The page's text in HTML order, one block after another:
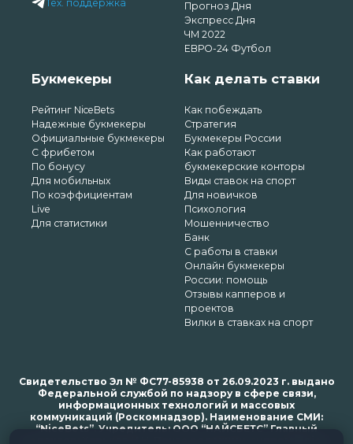
Тех. поддержка
Прогноз Дня
Экспресс Дня
ЧМ 2022
ЕВРО-24 Футбол
Букмекеры
Рейтинг NiceBets
Надежные букмекеры
Официальные букмекеры
С фрибетом
По бонусу
Для мобильных
По коэффициентам
Live
Для статистики
Как делать ставки
Как побеждать
Стратегия
Букмекеры России
Как работают
букмекерские конторы
Виды ставок на спорт
Для новичков
Психология
Мошенничество
Банк
С работы в ставки
Онлайн букмекеры
России: помощь
Отзывы капперов и
проектов
Вилки в ставках на спорт
Свидетельство Эл № ФС77-85938 от 26.09.2023 г. выдано
Федеральной службой по надзору в сфере связи,
информационных технологий и массовых
коммуникаций (Роскомнадзор). Наименование СМИ:
“NiceBets”. Учредитель: ООО “НАЙСБЕТС” Главный